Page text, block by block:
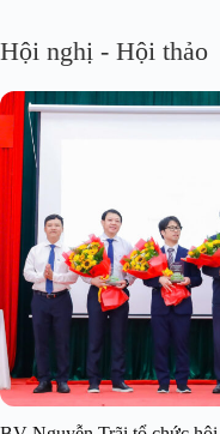
Hội nghị - Hội thảo